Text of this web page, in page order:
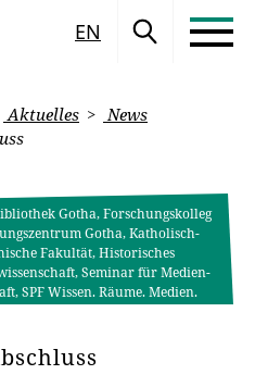
EN
Aktuelles
News
Gotha, Forschungskolleg
Gotha, Katholisch-
Fakultät, Historisches
Seminar für Medien-
SPF Wissen. Räume. Medien.